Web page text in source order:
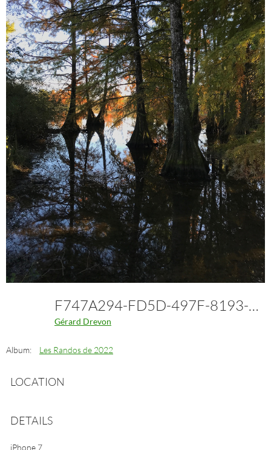
F747A294-FD5D-497F-8193-5D670481CB1E
Gérard Drevon
Album: Les Randos de 2022
LOCATION
DETAILS
iPhone 7